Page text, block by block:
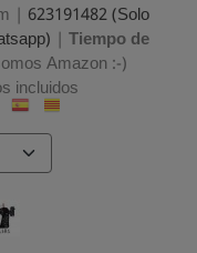
| 623191482 (Solo
| Tiempo de
Amazon :-)
incluidos